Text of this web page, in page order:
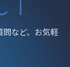
など、お気軽